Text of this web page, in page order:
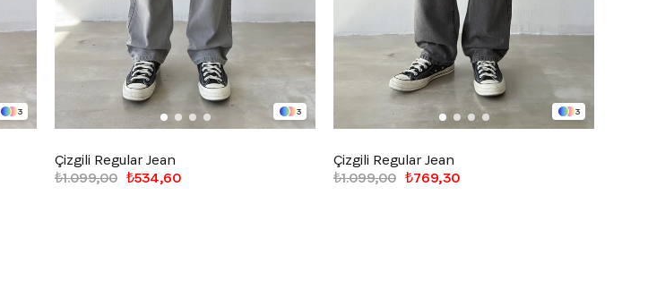
3 3
Çizgili Regular Jean
₺534,60
₺1.099,00
3
Çizgili Regular Jean
₺769,30
₺1.099,00